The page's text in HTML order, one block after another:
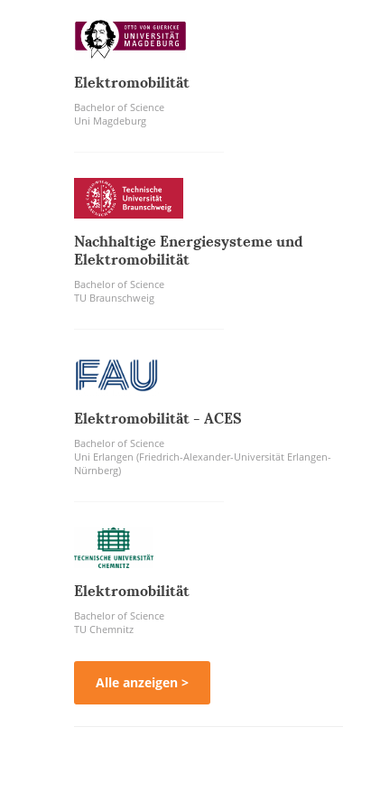
Elektromobilität
Bachelor of Science
Uni Magdeburg
Nachhaltige Energiesysteme und
Elektromobilität
Bachelor of Science
TU Braunschweig
Elektromobilität - ACES
Bachelor of Science
Uni Erlangen (Friedrich-Alexander-Universität Erlangen-
Nürnberg)
Elektromobilität
Bachelor of Science
TU Chemnitz
Alle anzeigen >